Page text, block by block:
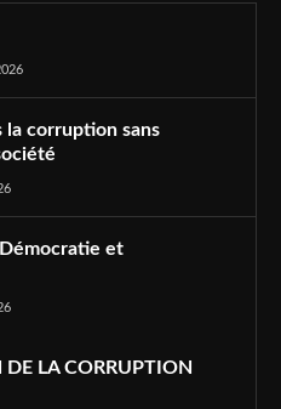
la corruption sans
et
DE LA CORRUPTION